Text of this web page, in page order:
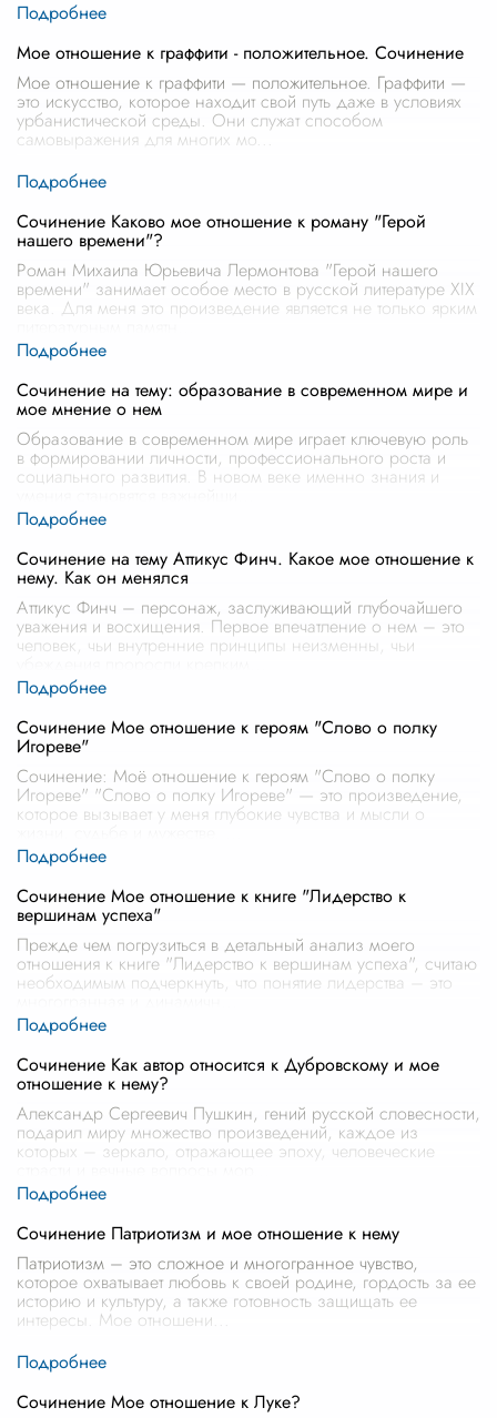
Мое отношение к граффити - положительное. Сочинение
Мое отношение к граффити — положительное. Граффити —
это искусство, которое находит свой путь даже в условиях
урбанистической среды. Они служат способом
самовыражения для многих мо
Сочинение Каково мое отношение к роману "Герой
нашего времени"?
Роман Михаила Юрьевича Лермонтова "Герой нашего
времени" занимает особое место в русской литературе XIX
века. Для меня это произведение является не только ярким
Сочинение на тему: образование в современном мире и
мое мнение о нем
Образование в современном мире играет ключевую роль
в формировании личности, профессионального роста и
социального развития. В новом веке именно знания и
Сочинение на тему Аттикус Финч. Какое мое отношение к
нему. Как он менялся
Аттикус Финч – персонаж, заслуживающий глубочайшего
уважения и восхищения. Первое впечатление о нем – это
человек, чьи внутренние принципы неизменны, чьи
Сочинение Мое отношение к героям "Слово о полку
Игореве"
Сочинение: Моё отношение к героям "Слово о полку
Игореве" "Слово о полку Игореве" — это произведение,
которое вызывает у меня глубокие чувства и мысли о
Сочинение Мое отношение к книге "Лидерство к
вершинам успеха"
Прежде чем погрузиться в детальный анализ моего
отношения к книге "Лидерство к вершинам успеха", считаю
необходимым подчеркнуть, что понятие лидерства – это
Сочинение Как автор относится к Дубровскому и мое
отношение к нему?
Александр Сергеевич Пушкин, гений русской словесности,
подарил миру множество произведений, каждое из
которых – зеркало, отражающее эпоху, человеческие
Сочинение Патриотизм и мое отношение к нему
Патриотизм – это сложное и многогранное чувство,
которое охватывает любовь к своей родине, гордость за ее
историю и культуру, а также готовность защищать ее
интересы. Мое отношени
Сочинение Мое отношение к Луке?